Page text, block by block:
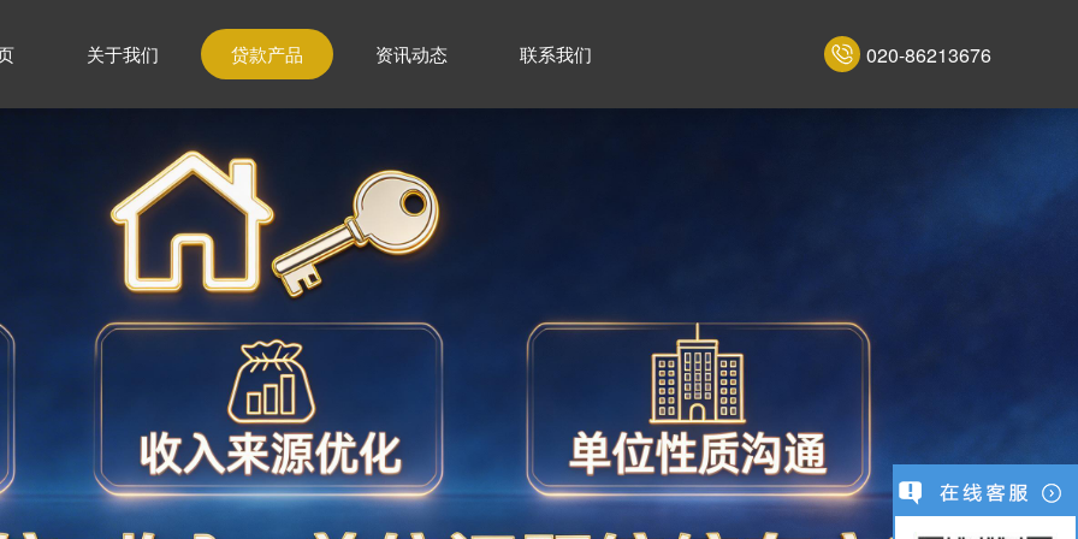
关于我们 贷款产品 资讯动态 联系我们 020-86213676